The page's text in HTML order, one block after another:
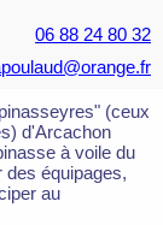
06 88 24 80 32
(ceux
d'Arcachon
à voile du
des équipages,
au